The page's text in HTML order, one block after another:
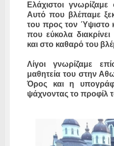
Ελάχιστοι γνωρίζαμε
Αυτό που βλέπαμε
του προς τον Ύψιστο
που εύκολα
και στο καθαρό του
Λίγοι γνωρίζαμε
μαθητεία του στην
Όρος και η
ψάχνοντας το προφίλ